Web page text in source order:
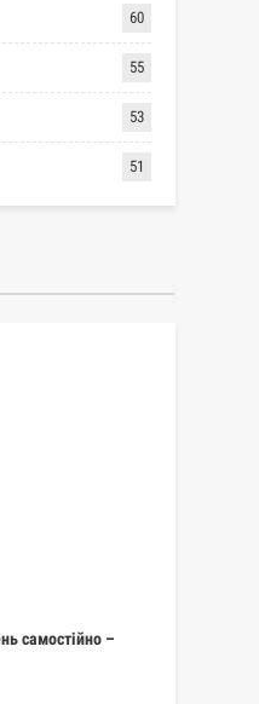
60
55
53
51
самостійно –